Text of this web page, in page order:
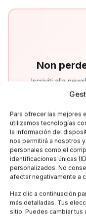
Para ofrecer las mejores
utilizamos tecnologías
la información del
nos permitirá a nosotros
personales como el
identificaciones únicas
personalizados. No
afectar negativamente a
Haz clic a continuación
más detalladas. Tus
sitio. Puedes cambiar tus
Non
Iscriviti alla
offerte
Iscriviti